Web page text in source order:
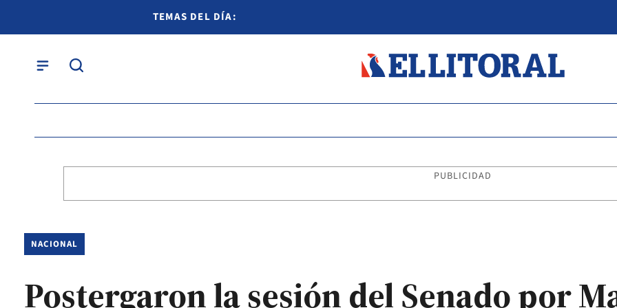
TEMAS DEL DÍA:
PUBLICIDAD
NACIONAL
Postergaron la sesión del Senado por